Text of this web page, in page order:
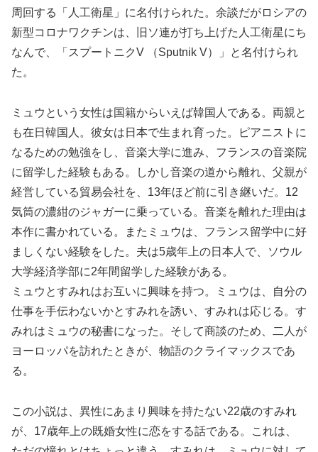
周回する「人工衛星」に名付けられた。余談だがロシアの
新型コロナワクチンは、旧ソ連が打ち上げた人工衛星にち
なんで、「スプートニクV （Sputnik V）」と名付けられ
た。
ミュウという女性は国籍からいえば韓国人である。両親と
も在日韓国人。彼女は日本で生まれ育った。ピアニストに
なるための勉強をし、音楽大学に進み、フランスの音楽院
に留学した経験もある。しかし音楽の道から離れ、父親が
経営している貿易会社を、13年ほど前に引き継いだ。12
気筒の濃紺のジャガーに乗っている。音楽を離れた理由は
本作に書かれている。またミュウは、フランス留学中に好
ましくない経験をした。夫は5歳年上の日本人で、ソウル
大学経済学部に2年間留学した経験がある。
ミュウとすみれはお互いに興味を持つ。ミュウは、自分の
仕事を手伝わないかとすみれを誘い、すみれは応じる。す
みれはミュウの秘書になった。そして商談のため、二人が
ヨーロッパを訪れたときが、物語のクライマックスであ
る。
この小説は、異性にあまり興味を持たない22歳のすみれ
が、17歳年上の既婚女性に恋をする話である。これは、